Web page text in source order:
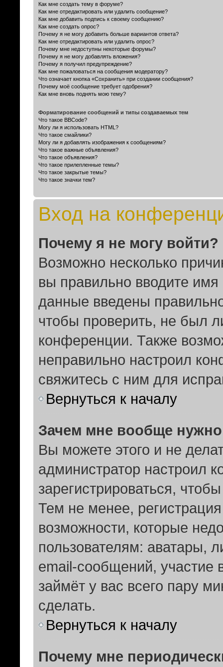
Как мне создать тему в форуме?
Как мне отредактировать или удалить сообщение?
Как мне добавить подпись к своему сообщению?
Как мне создать опрос?
Почему я не могу добавить больше вариантов ответа?
Как мне отредактировать или удалить опрос?
Почему мне недоступны некоторые форумы?
Почему я не могу добавлять вложения?
Почему я получил предупреждение?
Как мне пожаловаться на сообщения модератору?
Что означает кнопка «Сохранить» при создании сообщения?
Почему моё сообщение требует одобрения?
Как мне вновь поднять мою тему?
Форматирование сообщений и типы создаваемых тем
Что такое BBCode?
Могу ли я использовать HTML?
Что такое смайлики?
Могу ли я добавлять изображения к сообщениям?
Что такое важные объявления?
Что такое объявления?
Что такое прилепленные темы?
Что такое закрытые темы?
Что такое значки тем?
Вход на
Почему я не могу войти?
Возможно несколько
вы правильно вводите
данные введены
чтобы проверить, не был
конференции. Также
неправильно настроил
свяжитесь с ним для
Вернуться к началу
Зачем мне вообще нужно
Вы можете этого и не
администратор настроил
зарегистрироваться,
Тем не менее,
возможности, которые
пользователям: аватары,
email-сообщений, участие
займёт у вас всего пару
сделать.
Вернуться к началу
Почему мне